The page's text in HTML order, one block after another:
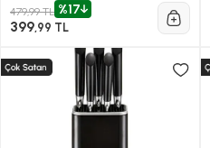
479,99 TL %17
399,99 TL